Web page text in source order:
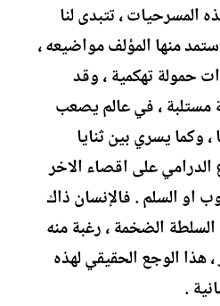
المسرحيات ، تتبدى لنا
منها المؤلف مواضيعه ،
تهكمية ، وقد
مستلبة ، في عالم يصعب
وكما يسري بين ثنايا
على اقصاء الاخر
او السلم . فالإنسان ذاك
الضخمة ، رغبة منه
هذا الوجع الحقيقي لهذه
.